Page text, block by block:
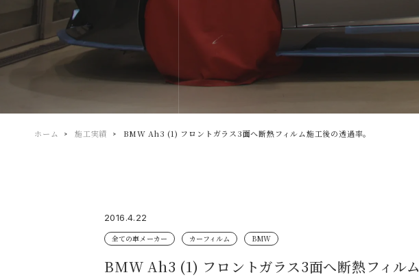
ホーム 施工実績 BMW Ah3 (1) フロントガラス3面へ断熱フィルム施工後の透過率。
2016.4.22
全ての車メーカー カーフィルム BMW
BMW Ah3 (1) フロントガラス3面へ断熱フィルム